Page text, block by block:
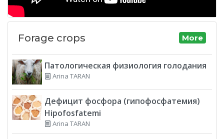
Forage crops More
Патологическая физиология голодания
Arina TARAN
Дефицит фосфора (гипофосфатемия)
Hipofosfatemi
Arina TARAN